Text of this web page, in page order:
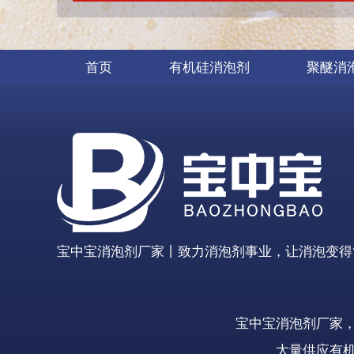
首页 有机硅消泡剂 聚醚消
宝中宝消泡剂厂家丨致力消泡剂事业，让消泡变
宝中宝消泡剂厂家
大量供应有